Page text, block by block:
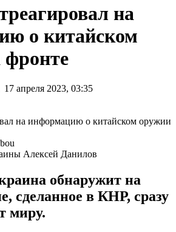
на
о китайском
17 апреля 2023, 03:35
Алексей Данилов
обнаружит на
сделанное в КНР, сразу
миру.